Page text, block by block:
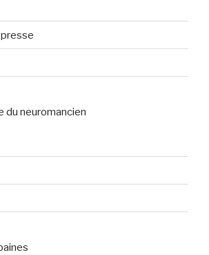
du neuromancien